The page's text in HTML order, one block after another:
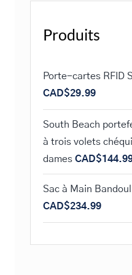
Produits
Porte-cartes RFID
CAD$29.99
South Beach
à trois volets
dames CAD$
Sac à Main
CAD$234.99